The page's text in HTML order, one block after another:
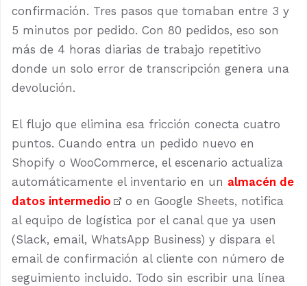
confirmación. Tres pasos que tomaban entre 3 y
5 minutos por pedido. Con 80 pedidos, eso son
más de 4 horas diarias de trabajo repetitivo
donde un solo error de transcripción genera una
devolución.
El flujo que elimina esa fricción conecta cuatro
puntos. Cuando entra un pedido nuevo en
Shopify o WooCommerce, el escenario actualiza
automáticamente el inventario en un almacén de
datos intermedio
o en Google Sheets, notifica
al equipo de logística por el canal que ya usen
(Slack, email, WhatsApp Business) y dispara el
email de confirmación al cliente con número de
seguimiento incluido. Todo sin escribir una línea